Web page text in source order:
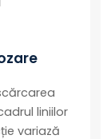
liniilor
variază